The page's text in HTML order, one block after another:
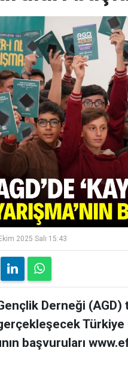
2025 Salı 15:43
Derneği
başvuruları